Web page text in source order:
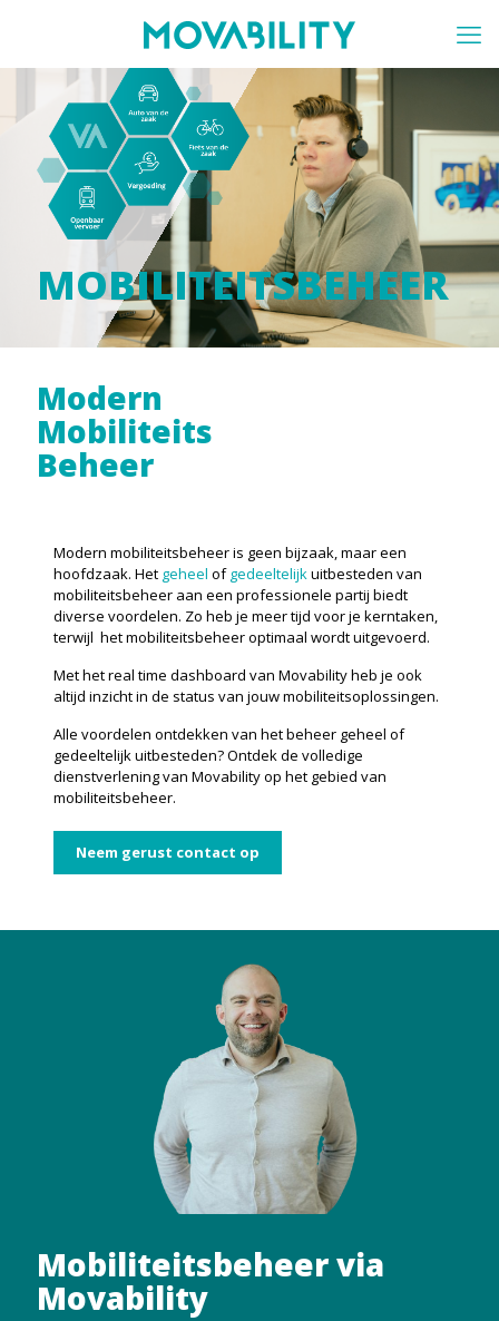
MOBILITEITSBEHEER
Modern
Mobiliteits
Beheer
Modern mobiliteitsbeheer is geen bijzaak, maar een
hoofdzaak. Het geheel ofgedeeltelijkuitbesteden van
mobiliteitsbeheer aan een professionele partij biedt
diverse voordelen. Zo heb je meer tijd voor je kerntaken,
terwijl het mobiliteitsbeheer optimaal wordt uitgevoerd.
Met het real time dashboard van Movability heb je ook
altijd inzicht in de status van jouw mobiliteitsoplossingen.
Alle voordelen ontdekken van het beheer geheel of
gedeeltelijk uitbesteden? Ontdek de volledige
dienstverlening van Movability op het gebied van
mobiliteitsbeheer.
Neem gerust contact op
Mobiliteitsbeheer via
Movability